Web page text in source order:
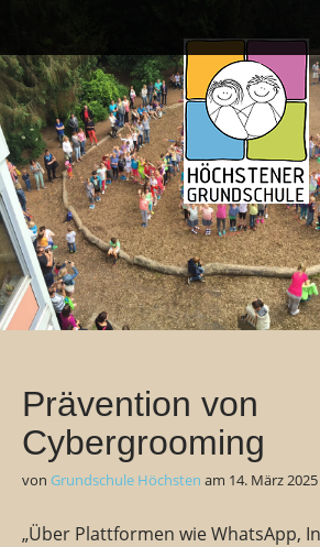
i
n
m
e
n
u
i
p
t
o
c
o
n
t
e
n
t
Prävention von
Cybergrooming
von Grundschule Höchsten am 14. März 2025
„Über Plattformen wie WhatsApp,